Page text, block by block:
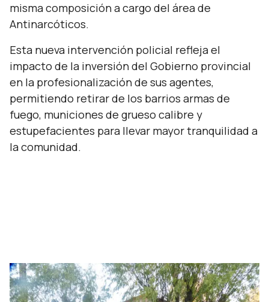
misma composición a cargo del área de
Antinarcóticos.
Esta nueva intervención policial refleja el
impacto de la inversión del Gobierno provincial
en la profesionalización de sus agentes,
permitiendo retirar de los barrios armas de
fuego, municiones de grueso calibre y
estupefacientes para llevar mayor tranquilidad a
la comunidad.